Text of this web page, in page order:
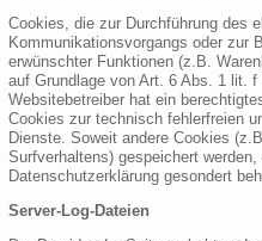
Cookies, die zur Durchführung des
Kommunikationsvorgangs oder zur
erwünschter Funktionen (z.B.
auf Grundlage von Art. 6 Abs. 1 lit.
Websitebetreiber hat ein
Cookies zur technisch fehlerfreien
Dienste. Soweit andere Cookies
Surfverhaltens) gespeichert
Datenschutzerklärung gesondert
Server-Log-Dateien